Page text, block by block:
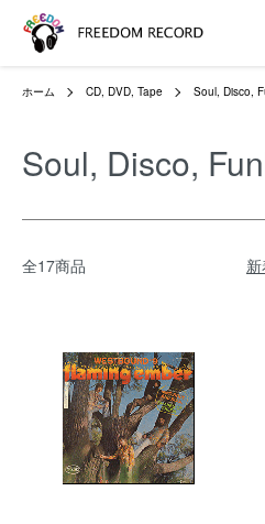
ホーム CD, DVD, Tape Soul, Disco,
Soul, Disco,
全17商品